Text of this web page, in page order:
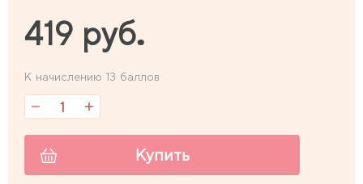
419 руб.
К начислению 13 баллов
Купить